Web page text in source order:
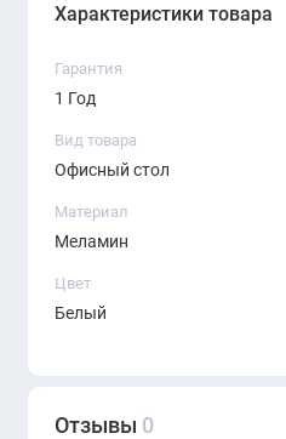
Форма:прямоугольная
Назначение:
Преимущества:
Характеристики товара
Гарантия
1 Год
Вид товара
Офисный стол
Материал
Меламин
Цвет
Белый
Отзывы 0